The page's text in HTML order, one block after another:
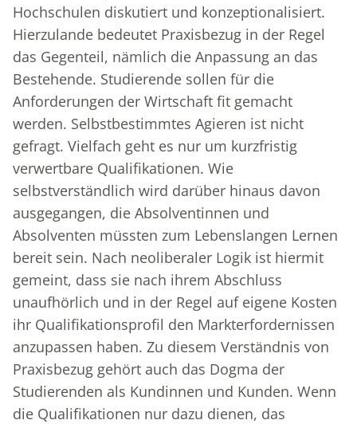
Hochschulen diskutiert und konzeptionalisiert.
Hierzulande bedeutet Praxisbezug in der Regel
das Gegenteil, nämlich die Anpassung an das
Bestehende. Studierende sollen für die
Anforderungen der Wirtschaft fit gemacht
werden. Selbstbestimmtes Agieren ist nicht
gefragt. Vielfach geht es nur um kurzfristig
verwertbare Qualifikationen. Wie
selbstverständlich wird darüber hinaus davon
ausgegangen, die Absolventinnen und
Absolventen müssten zum Lebenslangen Lernen
bereit sein. Nach neoliberaler Logik ist hiermit
gemeint, dass sie nach ihrem Abschluss
unaufhörlich und in der Regel auf eigene Kosten
ihr Qualifikationsprofil den Markterfordernissen
anzupassen haben. Zu diesem Verständnis von
Praxisbezug gehört auch das Dogma der
Studierenden als Kundinnen und Kunden. Wenn
die Qualifikationen nur dazu dienen, das